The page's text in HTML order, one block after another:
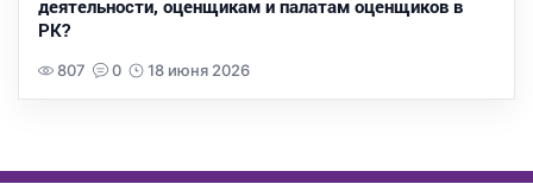
деятельности, оценщикам и палатам оценщиков в
РК?
807 0 18 июня 2026